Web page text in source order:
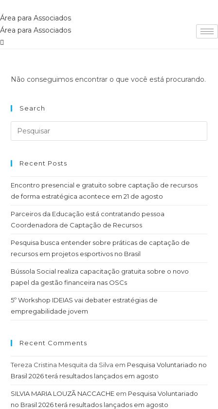
para
o
conteúdo
Área para Associados
Área para Associados
Não conseguimos encontrar o que você está procurando.
Search
Recent Posts
Encontro presencial e gratuito sobre captação de recursos
de forma estratégica acontece em 21 de agosto
Parceiros da Educação está contratando pessoa
Coordenadora de Captação de Recursos
Pesquisa busca entender sobre práticas de captação de
recursos em projetos esportivos no Brasil
Bússola Social realiza capacitação gratuita sobre o novo
papel da gestão financeira nas OSCs
5º Workshop IDEIAS vai debater estratégias de
empregabilidade jovem
Recent Comments
Tereza Cristina Mesquita da Silva em Pesquisa Voluntariado no
Brasil 2026 terá resultados lançados em agosto
SILVIA MARIA LOUZÃ NACCACHE em Pesquisa Voluntariado
no Brasil 2026 terá resultados lançados em agosto